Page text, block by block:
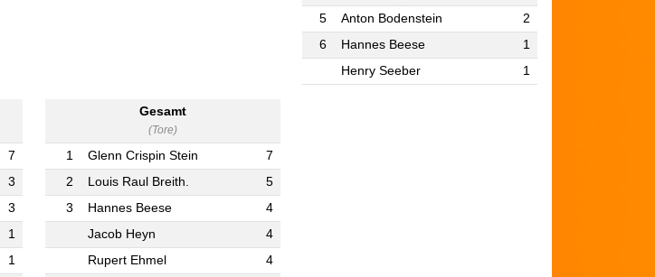
5
Anton Bodenstein
2
6
Hannes Beese
1
Henry Seeber
1
7
3
3
1
1
Gesamt
(Tore)
1 Glenn Crispin Stein
7
2
Louis Raul Breith.
5
3
Hannes Beese
4
Jacob Heyn
4
Rupert Ehmel
4